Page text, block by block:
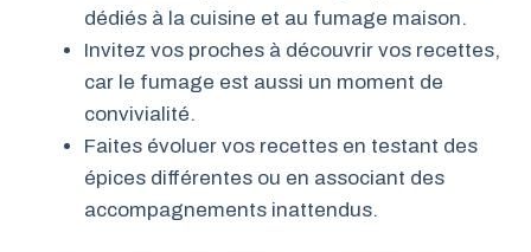
dédiés à la cuisine et au fumage maison.
Invitez vos proches à découvrir vos recettes,
car le fumage est aussi un moment de
convivialité.
Faites évoluer vos recettes en testant des
épices différentes ou en associant des
accompagnements inattendus.